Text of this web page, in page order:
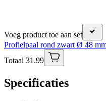
Voeg product toe aan set
Profielpaal rond zwart Ø 48
Totaal 31.99
Specificaties